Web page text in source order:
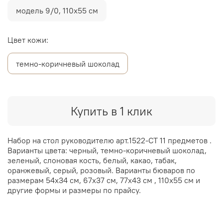
Купить в 1 клик
модель 9/0, 110х55 см
Цвет кожи:
темно-коричневый шоколад
Набор на стол руководителю арт.1522-CT 11 предметов .
Варианты цвета: черный, темно-коричневый шоколад,
зеленый, слоновая кость, белый, какао, табак,
оранжевый, серый, розовый. Варианты бюваров по
размерам 54х34 см, 67х37 см, 77х43 см , 110х55 см и
другие формы и размеры по прайсу.